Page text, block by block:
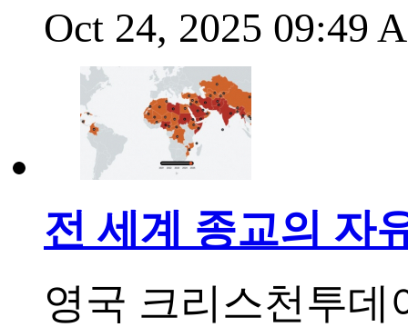
Oct 24, 2025 09:49
전 세계 종교의 자
영국 크리스천투데